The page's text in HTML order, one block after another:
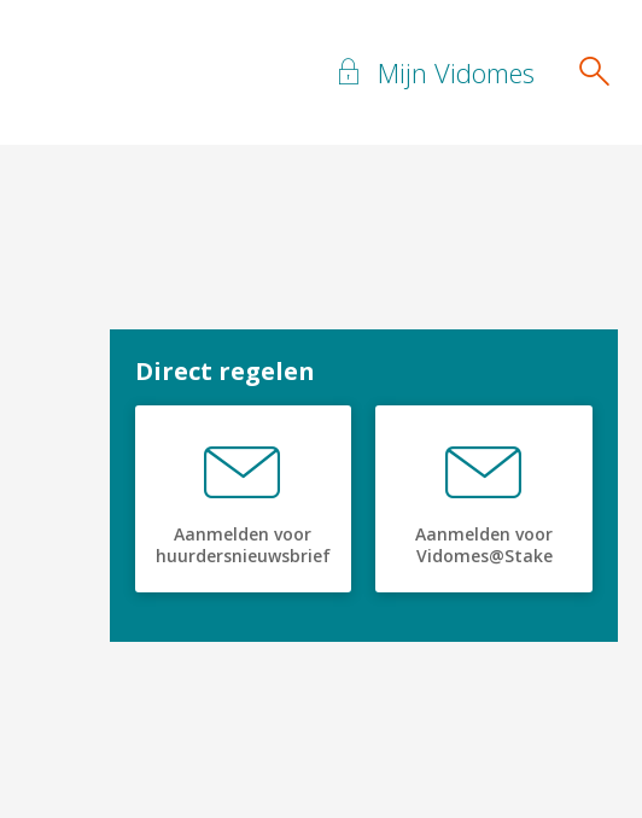
Mijn Vidomes
Direct regelen
Aanmelden voor
huurdersnieuwsbrief
Aanmelden voor
Vidomes@Stake